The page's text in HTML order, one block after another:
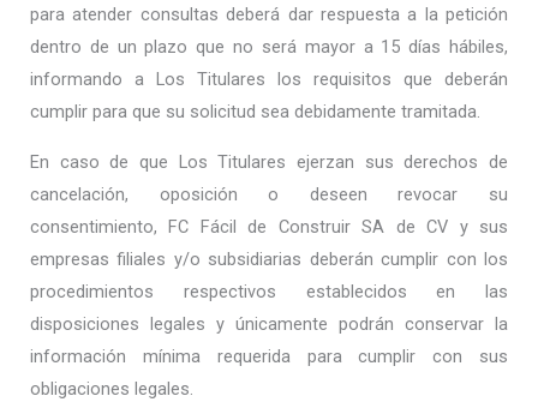
para atender consultas deberá dar respuesta a la petición
dentro de un plazo que no será mayor a 15 días hábiles,
informando a Los Titulares los requisitos que deberán
cumplir para que su solicitud sea debidamente tramitada.
En caso de que Los Titulares ejerzan sus derechos de
cancelación, oposición o deseen revocar su
consentimiento, FC Fácil de Construir SA de CV y sus
empresas filiales y/o subsidiarias deberán cumplir con los
procedimientos respectivos establecidos en las
disposiciones legales y únicamente podrán conservar la
información mínima requerida para cumplir con sus
obligaciones legales.